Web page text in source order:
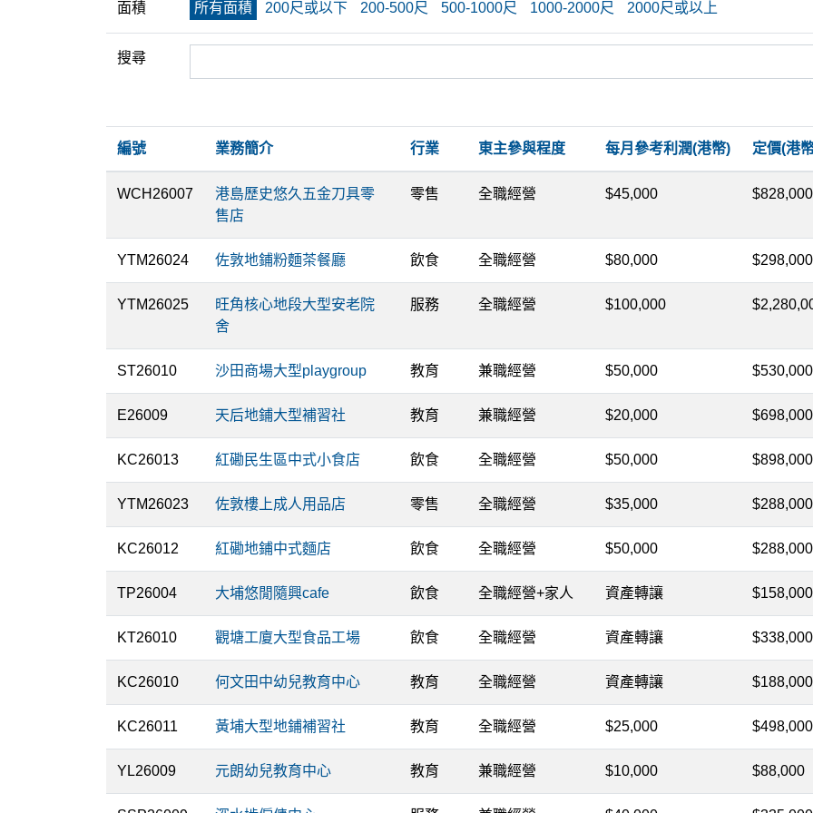
面積 所有面積 200尺或以下 200-500尺 500-1000尺 1000-2000尺 2000尺或以上
搜尋
編號 業務簡介 行業 東主參與程度 每月參考利潤(港幣) 定價(港
WCH26007
港島歷史悠久五金刀具零
售店
零售 全職經營 $45,000 $828,000
YTM26024 佐敦地鋪粉麵茶餐廳 飲食 全職經營 $80,000 $298,000
YTM26025
旺角核心地段大型安老院
舍
服務 全職經營 $100,000
ST26010 沙田商場大型playgroup 教育 兼職經營 $50,000 $530,000
E26009 天后地鋪大型補習社 教育 兼職經營 $20,000 $698,000
KC26013 紅磡民生區中式小食店 飲食 全職經營 $50,000 $898,000
YTM26023 佐敦樓上成人用品店 零售 全職經營 $35,000 $288,000
KC26012 紅磡地鋪中式麵店 飲食 全職經營 $50,000 $288,000
TP26004 大埔悠閒隨興cafe 飲食 全職經營+家人 資產轉讓 $158,000
KT26010 觀塘工廈大型食品工場 飲食 全職經營 資產轉讓 $338,000
KC26010 何文田中幼兒教育中心 教育 全職經營 資產轉讓 $188,000
KC26011 黃埔大型地鋪補習社 教育 全職經營 $25,000 $498,000
YL26009 元朗幼兒教育中心 教育 兼職經營 $10,000 $88,000